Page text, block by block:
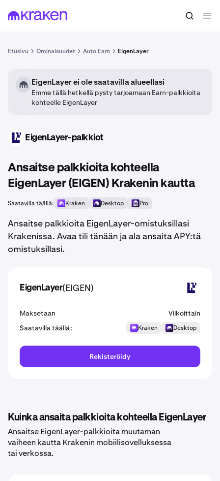
Etusivu Ominaisuudet Auto Earn EigenLayer
EigenLayer ei ole saatavilla alueellasi
Emme tällä hetkellä pysty tarjoamaan Earn-palkkioita
kohteelle EigenLayer
EIGEN EigenLayer-palkkiot
Ansaitse palkkioita kohteella
EigenLayer (EIGEN) Krakenin kautta
Saatavilla täällä: Kraken Desktop Pro
Ansaitse palkkioita EigenLayer-omistuksillasi
Krakenissa. Avaa tili tänään ja ala ansaita APY:tä
omistuksillasi.
EigenLayer(EIGEN) EIGEN
Maksetaan
Viikoittain
Saatavilla täällä:
Kraken Desktop
Rekisteröidy
Kuinka ansaita palkkioita kohteella EigenLayer
Ansaitse EigenLayer-palkkioita muutaman
vaiheen kautta Krakenin mobiilisovelluksessa
tai verkossa.